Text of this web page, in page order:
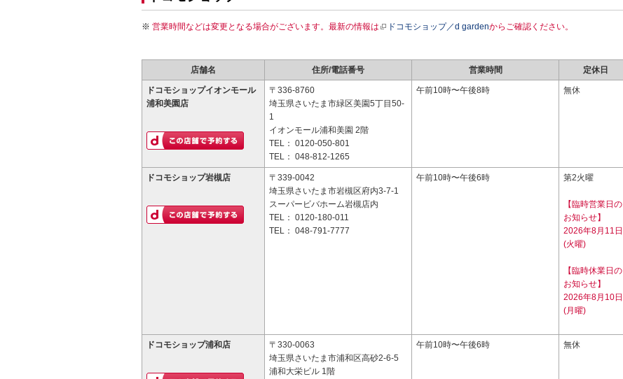
営業時間などは変更となる場合がございます。最新の情報は ドコモショップ／d gardenからご確認ください。
店舗名 住所/電話番号 営業時間 定休日
ドコモショップイオンモール
浦和美園店
〒336-8760
埼玉県さいたま市緑区美園5丁目50-
1
イオンモール浦和美園 2階
TEL： 0120-050-801
TEL： 048-812-1265
午前10時〜午後8時 無休
ドコモショップ岩槻店
〒339-0042
埼玉県さいたま市岩槻区府内3-7-1
スーパービバホーム岩槻店内
TEL： 0120-180-011
TEL： 048-791-7777
午前10時〜午後6時 第2火曜
【臨時営業日の
お知らせ】
2026年8月11日
(火曜)
【臨時休業日の
お知らせ】
2026年8月10日
(月曜)
ドコモショップ浦和店
〒330-0063
埼玉県さいたま市浦和区高砂2-6-5
浦和大栄ビル 1階
午前10時〜午後6時 無休